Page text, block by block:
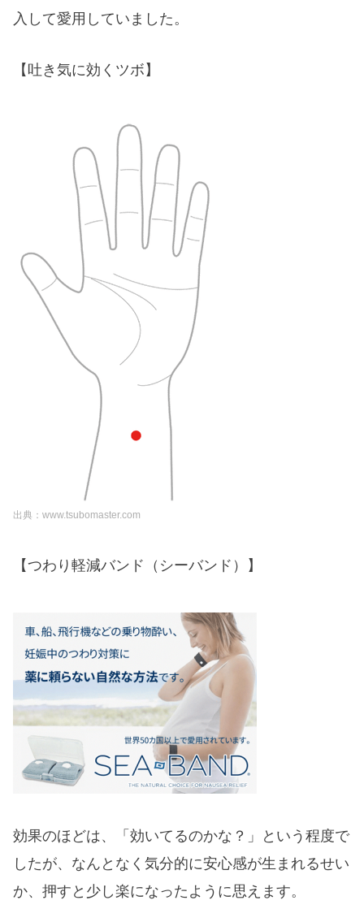
入して愛用していました。
【吐き気に効くツボ】
出典：www.tsubomaster.com
【つわり軽減バンド（シーバンド）】
効果のほどは、「効いてるのかな？」という程度で
したが、なんとなく気分的に安心感が生まれるせい
か、押すと少し楽になったように思えます。